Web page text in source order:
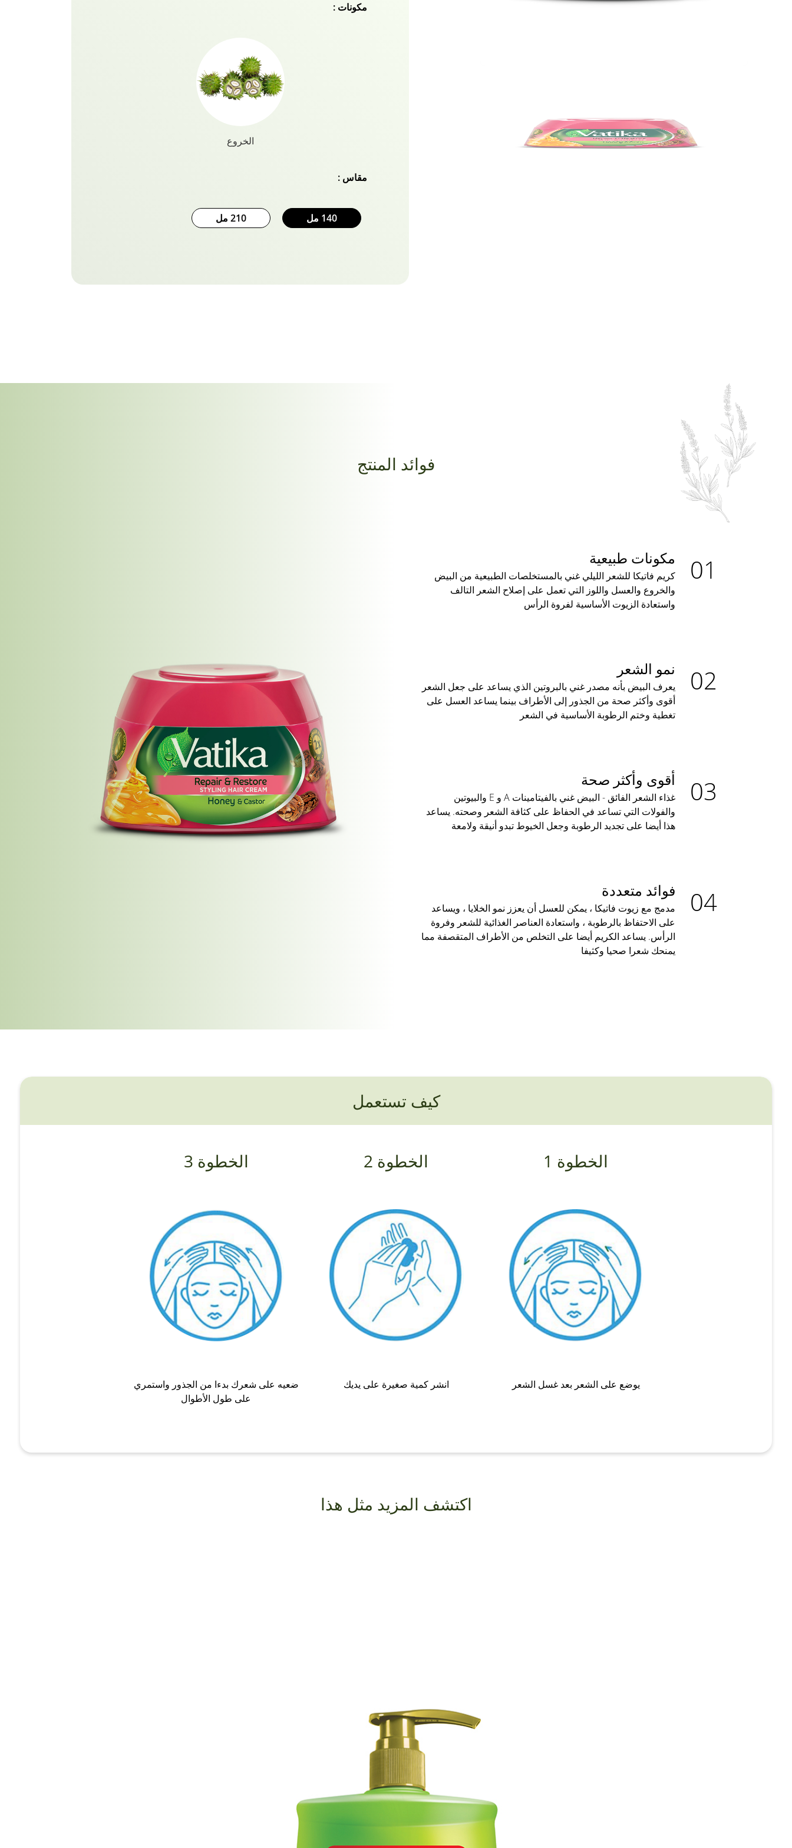
الناتجة عن الغبار والتلوث وخلايا فروة الرأس الميتة ومنتجات
جماليات الشعر الاصطناعي. امنحي نفسك هذا الأسلوب والمظهر
مكونات :
الخروع
مقاس :
140 مل 210 مل
فوائد المنتج
مكونات طبيعية
كريم فاتيكا للشعر الليلي غني بالمستخلصات الطبيعية من البيض
والخروع والعسل واللوز التي تعمل على إصلاح الشعر التالف
واستعادة الزيوت الأساسية لفروة الرأس
نمو الشعر
يعرف البيض بأنه مصدر غني بالبروتين الذي يساعد على جعل الشعر
أقوى وأكثر صحة من الجذور إلى الأطراف بينما يساعد العسل على
تغطية وختم الرطوبة الأساسية في الشعر
أقوى وأكثر صحة
غذاء الشعر الفائق - البيض غني بالفيتامينات A و E والبيوتين
والفولات التي تساعد في الحفاظ على كثافة الشعر وصحته. يساعد
هذا أيضا على تجديد الرطوبة وجعل الخيوط تبدو أنيقة ولامعة
فوائد متعددة
مدمج مع زيوت فاتيكا ، يمكن للعسل أن يعزز نمو الخلايا ، ويساعد
على الاحتفاظ بالرطوبة ، واستعادة العناصر الغذائية للشعر وفروة
الرأس. يساعد الكريم أيضا على التخلص من الأطراف المتقصفة مما
يمنحك شعرا صحيا وكثيفا
كيف تستعمل
الخطوة 1
يوضع على الشعر بعد غسل الشعر
الخطوة 2
انشر كمية صغيرة على يديك
الخطوة 3
ضعيه على شعرك بدءا من الجذور واستمري
على طول الأطوال
اكتشف المزيد مثل هذا